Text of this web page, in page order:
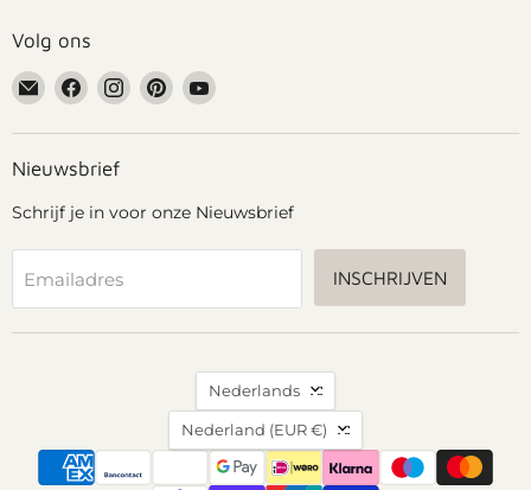
Volg ons
Email
Grennn
Vind
ons
op
Facebook
Vind
ons
op
Vind
ons
op
Vind
op
Nieuwsbrief
Schrijf je in voor onze Nieuwsbrief
Emailadres INSCHRIJVEN
Taal
Nederlands
Land
Nederland (EUR €)